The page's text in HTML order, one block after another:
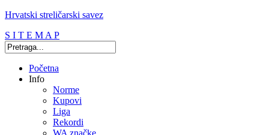
Hrvatski streličarski savez
S I T E M A P
Početna
Info
Norme
Kupovi
Liga
Rekordi
WA značke